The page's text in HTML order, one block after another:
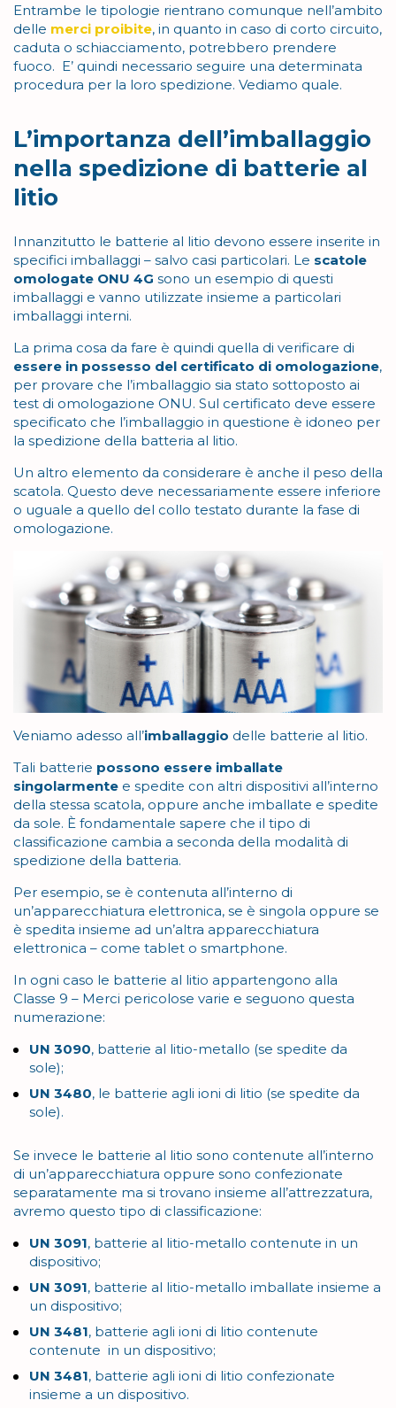
Entrambe le tipologie rientrano comunque nell’ambito
delle merci proibite, in quanto in caso di corto circuito,
caduta o schiacciamento, potrebbero prendere
fuoco. E’ quindi necessario seguire una determinata
procedura per la loro spedizione. Vediamo quale.
L’importanza dell’imballaggio
nella spedizione di batterie al
litio
Innanzitutto le batterie al litio devono essere inserite in
specifici imballaggi – salvo casi particolari. Le scatole
omologate ONU 4G sono un esempio di questi
imballaggi e vanno utilizzate insieme a particolari
imballaggi interni.
La prima cosa da fare è quindi quella di verificare di
essere in possesso del certificato di omologazione,
per provare che l’imballaggio sia stato sottoposto ai
test di omologazione ONU. Sul certificato deve essere
specificato che l’imballaggio in questione è idoneo per
la spedizione della batteria al litio.
Un altro elemento da considerare è anche il peso della
scatola. Questo deve necessariamente essere inferiore
o uguale a quello del collo testato durante la fase di
omologazione.
Veniamo adesso all’imballaggio delle batterie al litio.
Tali batterie possono essere imballate
singolarmente e spedite con altri dispositivi all’interno
della stessa scatola, oppure anche imballate e spedite
da sole. È fondamentale sapere che il tipo di
classificazione cambia a seconda della modalità di
spedizione della batteria.
Per esempio, se è contenuta all’interno di
un’apparecchiatura elettronica, se è singola oppure se
è spedita insieme ad un’altra apparecchiatura
elettronica – come tablet o smartphone.
In ogni caso le batterie al litio appartengono alla
Classe 9 – Merci pericolose varie e seguono questa
numerazione:
UN 3090, batterie al litio-metallo (se spedite da
sole);
UN 3480, le batterie agli ioni di litio (se spedite da
sole).
Se invece le batterie al litio sono contenute all’interno
di un’apparecchiatura oppure sono confezionate
separatamente ma si trovano insieme all’attrezzatura,
avremo questo tipo di classificazione:
UN 3091, batterie al litio-metallo contenute in un
dispositivo;
UN 3091, batterie al litio-metallo imballate insieme a
un dispositivo;
UN 3481, batterie agli ioni di litio contenute
contenute in un dispositivo;
UN 3481, batterie agli ioni di litio confezionate
insieme a un dispositivo.